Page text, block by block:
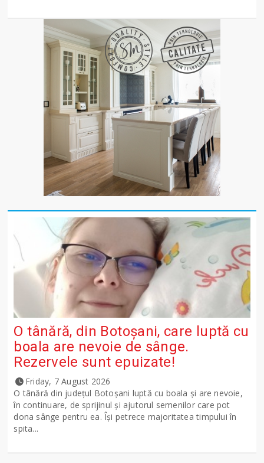
O tânără, din Botoșani, care luptă cu
boala are nevoie de sânge.
Rezervele sunt epuizate!
Friday, 7 August 2026
O tânără din județul Botoșani luptă cu boala și are nevoie,
în continuare, de sprijinul și ajutorul semenilor care pot
dona sânge pentru ea. Își petrece majoritatea timpului în
spita...